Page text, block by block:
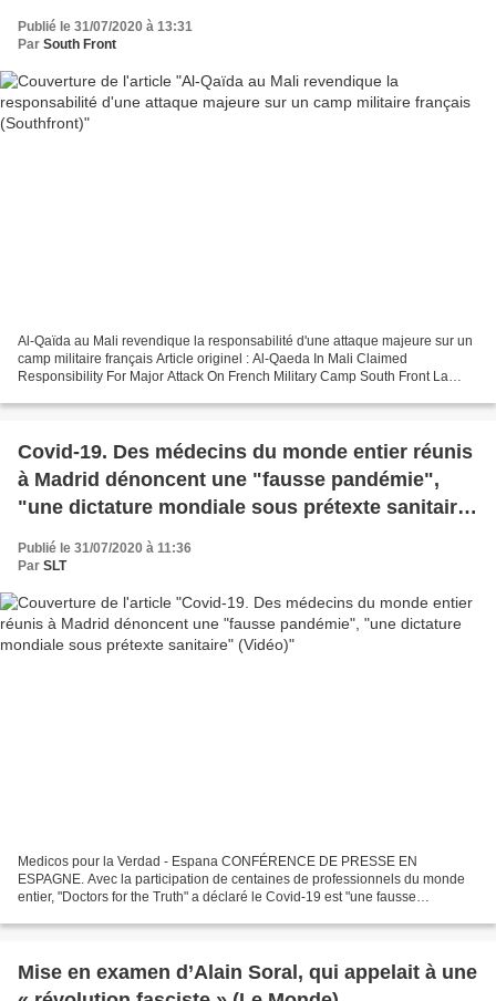
Publié le 31/07/2020 à 13:31
Par South Front
Al-Qaïda au Mali revendique la responsabilité d'une attaque majeure sur un
camp militaire français Article originel : Al-Qaeda In Mali Claimed
Responsibility For Major Attack On French Military Camp South Front La
Covid-19. Des médecins du monde entier réunis
à Madrid dénoncent une "fausse pandémie",
"une dictature mondiale sous prétexte sanitaire"
Publié le 31/07/2020 à 11:36
Par SLT
Medicos pour la Verdad - Espana CONFÉRENCE DE PRESSE EN
ESPAGNE. Avec la participation de centaines de professionnels du monde
entier, "Doctors for the Truth" a déclaré le Covid-19 est "une fausse
Mise en examen d’Alain Soral, qui appelait à une